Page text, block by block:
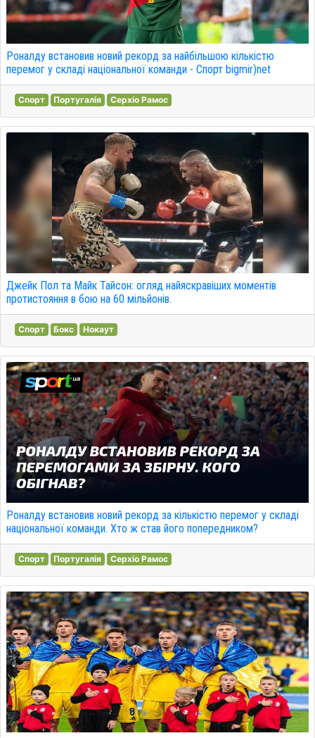
Роналду встановив новий рекорд за найбільшою кількістю
перемог у складі національної команди - Спорт bigmir)net
Спорт Португалія Серхіо Рамос
Джейк Пол та Майк Тайсон: огляд найяскравіших моментів
протистояння в бою на 60 мільйонів.
Спорт Бокс Нокаут
Роналду встановив новий рекорд за кількістю перемог у складі
національної команди. Хто ж став його попередником?
Спорт Португалія Серхіо Рамос